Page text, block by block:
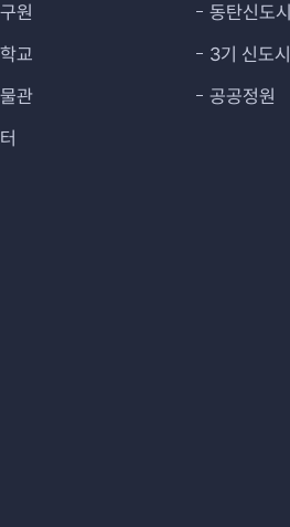
원
교
관
동탄신도시
3기 신도시
공공정원